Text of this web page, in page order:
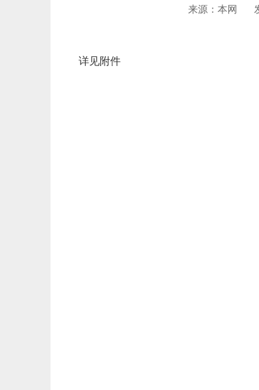
来源：本网
详见附件